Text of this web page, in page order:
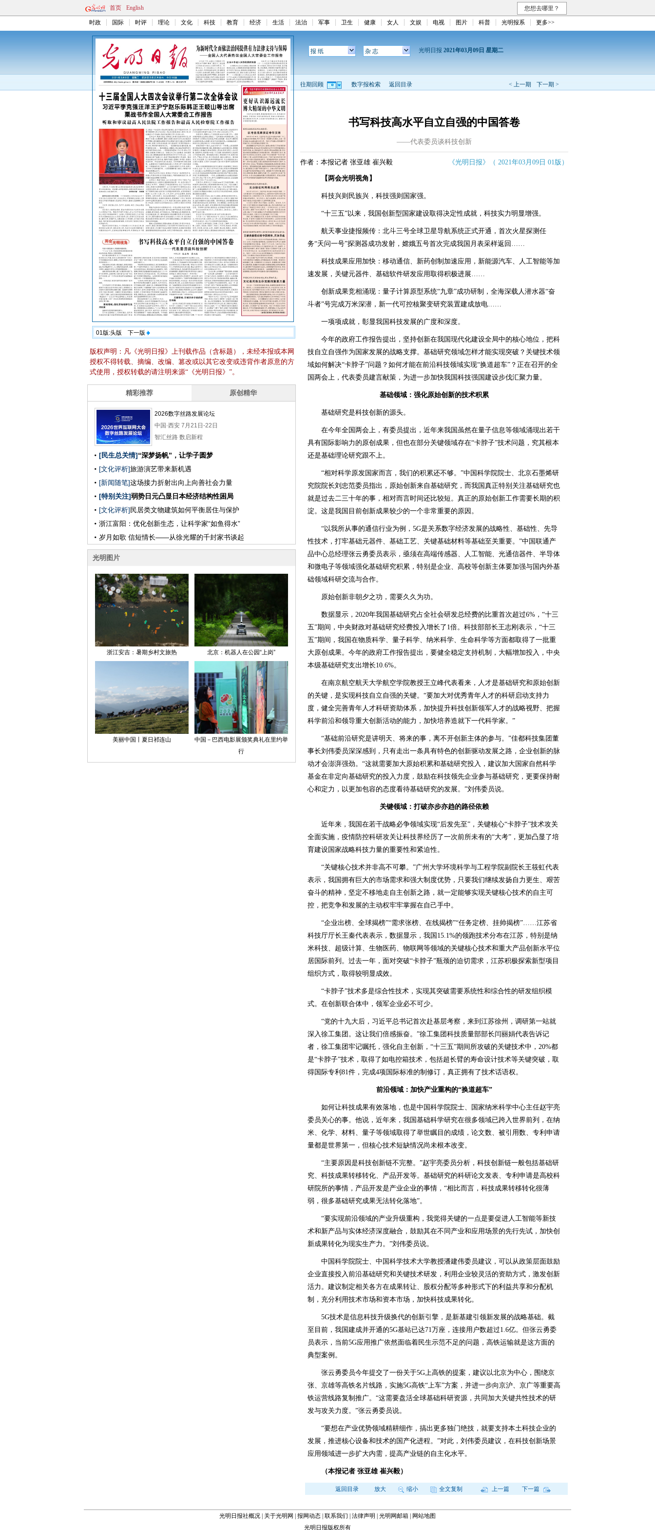
首页 English 您想去哪里？
时政 国际 时评 理论 文化 科技 教育 经济 生活 法治 军事 卫生 健康 女人 文娱 电视 图片 科普 光明报系 更多>>
01版:头版 下一版
版权声明：凡《光明日报》上刊载作品（含标题），未经本报或本网
授权不得转载、摘编、改编、篡改或以其它改变或违背作者原意的方
式使用，授权转载的请注明来源“《光明日报》”。
报 纸 杂 志 光明日报 2021年03月09日 星期二
< 上一期 下一期 >
往期回顾 数字报检索 返回目录
书写科技高水平自立自强的中国答卷
——代表委员谈科技创新
作者：本报记者 张亚雄 崔兴毅 《光明日报》（ 2021年03月09日 01版）
【两会光明视角】
科技兴则民族兴，科技强则国家强。
“十三五”以来，我国创新型国家建设取得决定性成就，科技实力明显增强。
航天事业捷报频传：北斗三号全球卫星导航系统正式开通，首次火星探测任
务“天问一号”探测器成功发射，嫦娥五号首次完成我国月表采样返回……
科技成果应用加快：移动通信、新药创制加速应用，新能源汽车、人工智能等加
速发展，关键元器件、基础软件研发应用取得积极进展……
创新成果竞相涌现：量子计算原型系统“九章”成功研制，全海深载人潜水器“奋
斗者”号完成万米深潜，新一代可控核聚变研究装置建成放电……
一项项成就，彰显我国科技发展的广度和深度。
今年的政府工作报告提出，坚持创新在我国现代化建设全局中的核心地位，把科
技自立自强作为国家发展的战略支撑。基础研究领域怎样才能实现突破？关键技术领
域如何解决“卡脖子”问题？如何才能在前沿科技领域实现“换道超车”？正在召开的全
国两会上，代表委员建言献策，为进一步加快我国科技强国建设步伐汇聚力量。
基础领域：强化原始创新的技术积累
基础研究是科技创新的源头。
在今年全国两会上，有委员提出，近年来我国虽然在量子信息等领域涌现出若干
具有国际影响力的原创成果，但也在部分关键领域存在“卡脖子”技术问题，究其根本
还是基础理论研究跟不上。
“相对科学原发国家而言，我们的积累还不够。”中国科学院院士、北京石墨烯研
究院院长刘忠范委员指出，原始创新来自基础研究，而我国真正特别关注基础研究也
就是过去二三十年的事，相对而言时间还比较短。真正的原始创新工作需要长期的积
淀。这是我国目前创新成果较少的一个非常重要的原因。
“以我所从事的通信行业为例，5G是关系数字经济发展的战略性、基础性、先导
性技术，打牢基础元器件、基础工艺、关键基础材料等基础至关重要。”中国联通产
品中心总经理张云勇委员表示，亟须在高端传感器、人工智能、光通信器件、半导体
和微电子等领域强化基础研究积累，特别是企业、高校等创新主体要加强与国内外基
础领域科研交流与合作。
原始创新非朝夕之功，需要久久为功。
数据显示，2020年我国基础研究占全社会研发总经费的比重首次超过6%，“十三
五”期间，中央财政对基础研究经费投入增长了1倍。科技部部长王志刚表示，“十三
五”期间，我国在物质科学、量子科学、纳米科学、生命科学等方面都取得了一批重
大原创成果。今年的政府工作报告提出，要健全稳定支持机制，大幅增加投入，中央
本级基础研究支出增长10.6%。
在南京航空航天大学航空学院教授王立峰代表看来，人才是基础研究和原始创新
的关键，是实现科技自立自强的关键。“要加大对优秀青年人才的科研启动支持力
度，健全完善青年人才科研资助体系，加快提升科技创新领军人才的战略视野、把握
科学前沿和领导重大创新活动的能力，加快培养造就下一代科学家。”
“基础前沿研究是讲明天、将来的事，离不开创新主体的参与。”佳都科技集团董
事长刘伟委员深深感到，只有走出一条具有特色的创新驱动发展之路，企业创新的脉
动才会澎湃强劲。“这就需要加大原始积累和基础研究投入，建议加大国家自然科学
基金在非定向基础研究的投入力度，鼓励在科技领先企业参与基础研究，更要保持耐
心和定力，以更加包容的态度看待基础研究的发展。”刘伟委员说。
关键领域：打破亦步亦趋的路径依赖
近年来，我国在若干战略必争领域实现“后发先至”，关键核心“卡脖子”技术攻关
全面实施，疫情防控科研攻关让科技界经历了一次前所未有的“大考”，更加凸显了培
育建设国家战略科技力量的重要性和紧迫性。
“关键核心技术并非高不可攀。”广州大学环境科学与工程学院副院长王筱虹代表
表示，我国拥有巨大的市场需求和强大制度优势，只要我们继续发扬自力更生、艰苦
奋斗的精神，坚定不移地走自主创新之路，就一定能够实现关键核心技术的自主可
控，把竞争和发展的主动权牢牢掌握在自己手中。
“企业出榜、全球揭榜”“需求张榜、在线揭榜”“任务定榜、挂帅揭榜”……江苏省
科技厅厅长王秦代表表示，数据显示，我国15.1%的领跑技术分布在江苏，特别是纳
米科技、超级计算、生物医药、物联网等领域的关键核心技术和重大产品创新水平位
居国际前列。过去一年，面对突破“卡脖子”瓶颈的迫切需求，江苏积极探索新型项目
组织方式，取得较明显成效。
“卡脖子”技术多是综合性技术，实现其突破需要系统性和综合性的研发组织模
式。在创新联合体中，领军企业必不可少。
“党的十九大后，习近平总书记首次赴基层考察，来到江苏徐州，调研第一站就
深入徐工集团。这让我们倍感振奋。”徐工集团科技质量部部长闫丽娟代表告诉记
者，徐工集团牢记嘱托，强化自主创新，“十三五”期间所攻破的关键技术中，20%都
是“卡脖子”技术，取得了如电控箱技术，包括超长臂的寿命设计技术等关键突破，取
得国际专利81件，完成4项国际标准的制修订，真正拥有了技术话语权。
前沿领域：加快产业重构的“换道超车”
如何让科技成果有效落地，也是中国科学院院士、国家纳米科学中心主任赵宇亮
委员关心的事。他说，近年来，我国基础科学研究在很多领域已跨入世界前列，在纳
米、化学、材料、量子等领域取得了举世瞩目的成绩，论文数、被引用数、专利申请
量都是世界第一，但核心技术短缺情况尚未根本改变。
“主要原因是科技创新链不完整。”赵宇亮委员分析，科技创新链一般包括基础研
究、科技成果转移转化、产品开发等。基础研究的科研论文发表、专利申请是高校科
研院所的事情，产品开发是产业企业的事情，“相比而言，科技成果转移转化很薄
弱，很多基础研究成果无法转化落地”。
“要实现前沿领域的产业升级重构，我觉得关键的一点是要促进人工智能等新技
术和新产品与实体经济深度融合，鼓励其在不同产业和应用场景的先行先试，加快创
新成果转化为现实生产力。”刘伟委员说。
中国科学院院士、中国科学技术大学教授潘建伟委员建议，可以从政策层面鼓励
企业直接投入前沿基础研究和关键技术研发，利用企业较灵活的资助方式，激发创新
活力。建议制定相关各方在成果转让、股权分配等多种形式下的利益共享和分配机
制，充分利用技术市场和资本市场，加快科技成果转化。
5G技术是信息科技升级换代的创新引擎，是新基建引领新发展的战略基础。截
至目前，我国建成并开通的5G基站已达71万座，连接用户数超过1.6亿。但张云勇委
员表示，当前5G应用推广依然面临着民生示范不足的问题，高铁运输就是这方面的
典型案例。
张云勇委员今年提交了一份关于5G上高铁的提案，建议以北京为中心，围绕京
张、京雄等高铁名片线路，实施5G高铁“上车”方案，并进一步向京沪、京广等重要高
铁运营线路复制推广。“这需要盘活全球基础科研资源，共同加大关键共性技术的研
发与攻关力度。”张云勇委员说。
“要想在产业优势领域精耕细作，搞出更多独门绝技，就要支持本土科技企业的
发展，推进核心设备和技术的国产化进程。”对此，刘伟委员建议，在科技创新场景
应用领域进一步扩大内需，提高产业链的自主化水平。
（本报记者 张亚雄 崔兴毅）
返回目录 放大 缩小 全文复制 上一篇 下一篇
光明日报社概况 关于光明网 报网动态 联系我们 法律声明 光明网邮箱
网站地图
光明日报版权所有